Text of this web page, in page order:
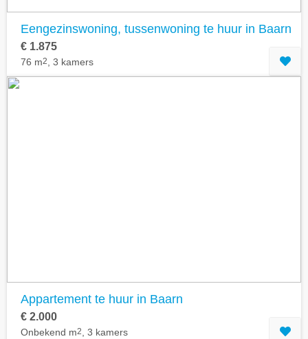
Eengezinswoning, tussenwoning te huur in Baarn
€ 1.875
76 m2 , 3 kamers
Appartement te huur in Baarn
€ 2.000
Onbekend m2 , 3 kamers